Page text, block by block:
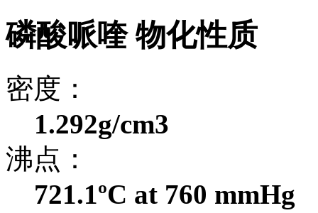
磷酸哌喹 物化性质
密度：
1.292g/cm3
沸点：
721.1ºC at 760 mmHg